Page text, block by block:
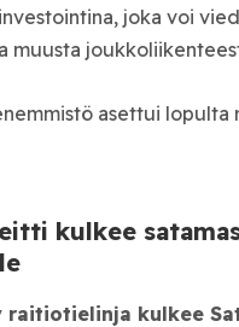
joka voi
muusta
asettui lopulta
kulkee
raitiotielinja kulkee